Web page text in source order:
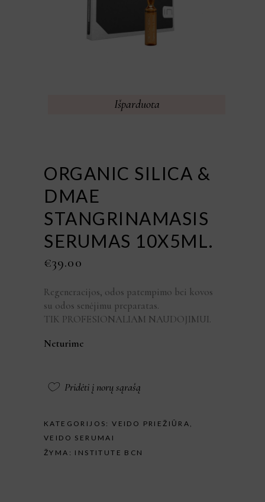
Išparduota
ORGANIC SILICA &
DMAE
STANGRINAMASIS
SERUMAS 10X5ML.
€39.00
Regeneracijos, odos patempimo bei kovos
su odos senėjimu preparatas.
TIK PROFESIONALIAM NAUDOJIMUI.
Neturime
Pridėti į norų sąrašą
KATEGORIJOS:VEIDO PRIEŽIŪRA ,
VEIDO SERUMAI
ŽYMA: INSTITUTE BCN